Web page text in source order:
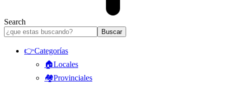
Search
👉Categorías
🏠Locales
🏘️Provinciales